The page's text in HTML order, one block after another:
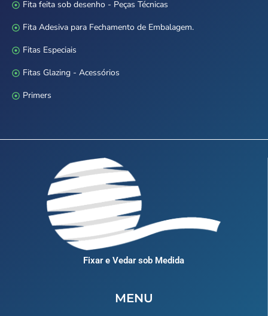
Fita feita sob desenho - Peças Técnicas
Fita Adesiva para Fechamento de Embalagem.
Fitas Especiais
Fitas Glazing - Acessórios
Primers
Fixar e Vedar sob Medida
MENU